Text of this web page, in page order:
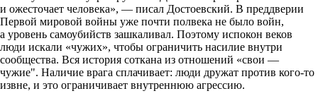
и ожесточает человека», — писал Достоевский. В преддверии
Первой мировой войны уже почти полвека не было войн,
а уровень самоубийств зашкаливал. Поэтому испокон веков
люди искали «чужих», чтобы ограничить насилие внутри
сообщества. Вся история соткана из отношений «свои —
чужие". Наличие врага сплачивает: люди дружат против кого-то
извне, и это ограничивает внутреннюю агрессию.